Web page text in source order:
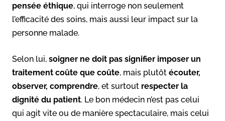
pensée éthique, qui interroge non seulement
l’efficacité des soins, mais aussi leur impact sur la
personne malade.
Selon lui, soigner ne doit pas signifier imposer un
traitement coûte que coûte, mais plutôt écouter,
observer, comprendre, et surtout respecter la
dignité du patient. Le bon médecin n’est pas celui
qui agit vite ou de manière spectaculaire, mais celui